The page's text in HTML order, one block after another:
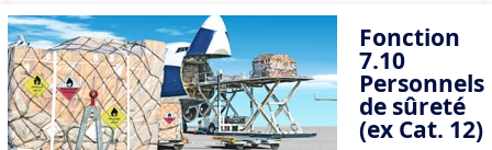
Fonction
7.10
Personnels
de sûreté
(ex Cat. 12)